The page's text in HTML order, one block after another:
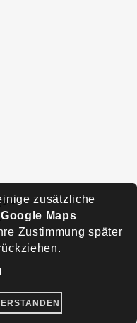
zusätzliche
Maps
Zustimmung später